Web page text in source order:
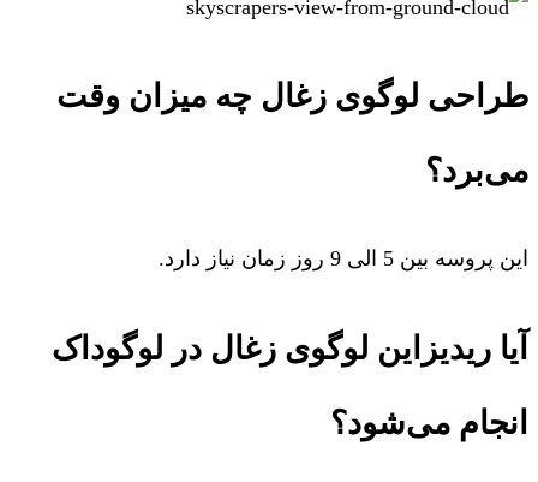
طراحی لوگوی زغال چه میزان وقت
می‌برد؟
این پروسه بین 5 الی 9 روز زمان نیاز دارد.
آیا ریدیزاین لوگوی زغال در لوگوداک
انجام می‌شود؟